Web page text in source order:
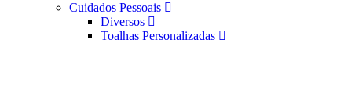
Cuidados Pessoais
Diversos
Toalhas Personalizadas